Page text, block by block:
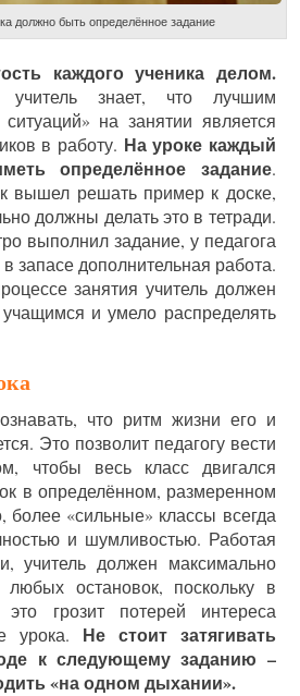
должно быть определённое задание
каждого ученика делом.
знает, что лучшим
на занятии является
в работу. На уроке каждый
определённое задание.
вышел решать пример к доске,
должны делать это в тетради.
выполнил задание, у педагога
запасе дополнительная работа.
занятия учитель должен
и умело распределять
что ритм жизни его и
Это позволит педагогу вести
чтобы весь класс двигался
в определённом, размеренном
более «сильные» классы всегда
и шумливостью. Работая
учитель должен максимально
любых остановок, поскольку в
грозит потерей интереса
урока. Не стоит затягивать
к следующему заданию –
«на одном дыхании».